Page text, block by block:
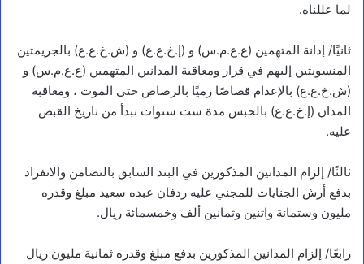
لما عللناه.
ثانيًا/ إدانة المتهمين (ع.ع.م.س) و (إ.خ.ع.ع) و (ش.خ.ع.ع) بالجريمتين
المنسوبتين إليهم في قرار ومعاقبة المدانين المتهمين (ع.ع.م.س) و
(ش.خ.ع.ع) بالإعدام قصاصًا رميًا بالرصاص حتى الموت ، ومعاقبة
المدان (إ.خ.ع.ع) بالحبس مدة ست سنوات تبدأ من تاريخ القبض
عليه.
ثالثًا/ إلزام المدانين المذكورين في البند السابق بالتضامن والانفراد
بدفع أرش الجنايات للمجني عليه ردفان عبده سعيد مبلغ وقدره
مليون وستمائة واثنين وثمانين ألف وخمسمائة ريال.
رابعًا/ إلزام المدانين المذكورين بدفع مبلغ وقدره ثمانية مليون ريال